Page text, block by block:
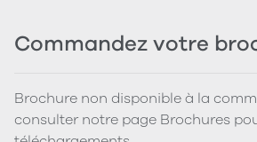
Commandez votre
Brochure non disponible à la
consulter notre page Brochures